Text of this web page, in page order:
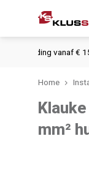
vanaf € 150
Home
mm²